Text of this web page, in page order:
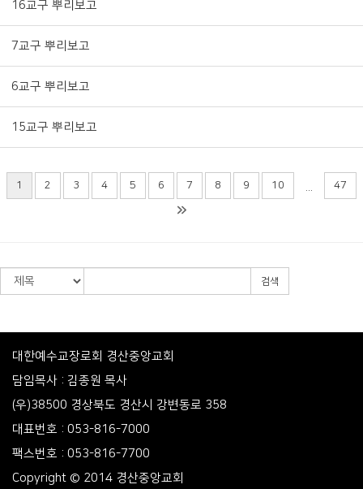
16교구 뿌리보고
7교구 뿌리보고
6교구 뿌리보고
15교구 뿌리보고
1 2 3 4 5 6 7 8 9 10 47
검색
대한예수교장로회 경산중앙교회
담임목사 : 김종원 목사
(우)38500 경상북도 경산시 강변동로 358
대표번호 : 053-816-7000
팩스번호 : 053-816-7700
Copyright © 2014 경산중앙교회